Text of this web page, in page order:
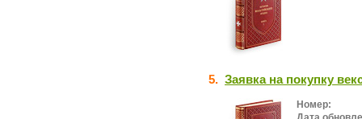
5. Заявка на покупку
Номер: